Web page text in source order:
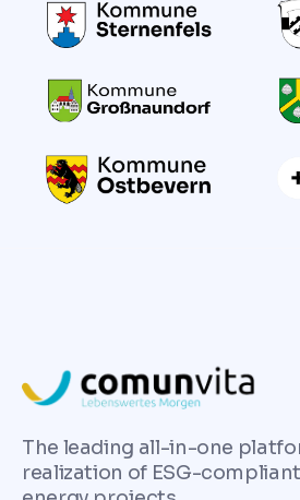
The leading all-in-one
realization of ESG-